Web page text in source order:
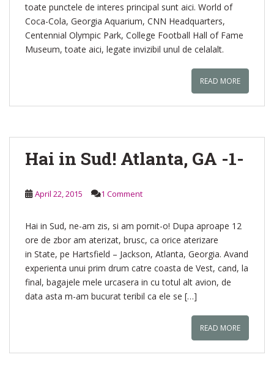
toate punctele de interes principal sunt aici. World of
Coca-Cola, Georgia Aquarium, CNN Headquarters,
Centennial Olympic Park, College Football Hall of Fame
Museum, toate aici, legate invizibil unul de celalalt.
READ MORE
Hai in Sud! Atlanta, GA -1-
April 22, 2015 1 Comment
Hai in Sud, ne-am zis, si am pornit-o! Dupa aproape 12
ore de zbor am aterizat, brusc, ca orice aterizare
in State, pe Hartsfield – Jackson, Atlanta, Georgia. Avand
experienta unui prim drum catre coasta de Vest, cand, la
final, bagajele mele urcasera in cu totul alt avion, de
data asta m-am bucurat teribil ca ele se […]
READ MORE